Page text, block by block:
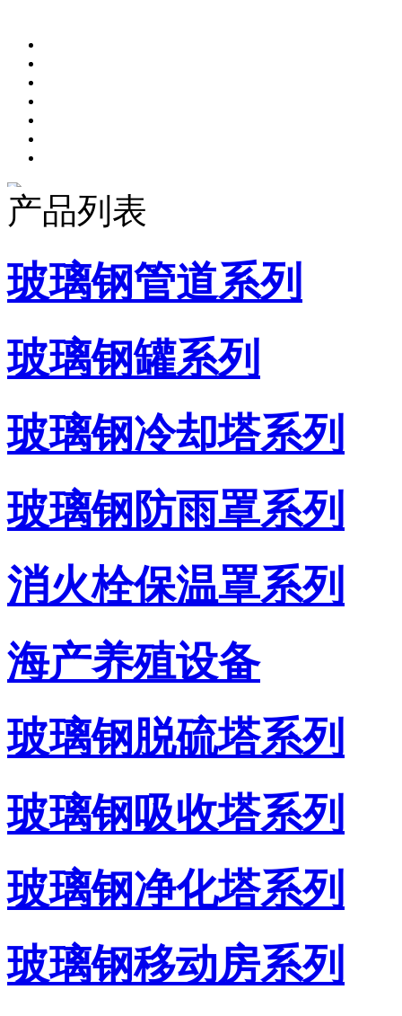
产品列表
玻璃钢管道系列
玻璃钢罐系列
玻璃钢冷却塔系列
玻璃钢防雨罩系列
消火栓保温罩系列
海产养殖设备
玻璃钢脱硫塔系列
玻璃钢吸收塔系列
玻璃钢净化塔系列
玻璃钢移动房系列